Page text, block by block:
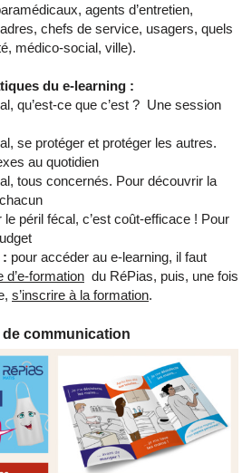
agents d’entretien,
chefs de service, usagers, quels
médico-social, ville).
du e-learning :
qu’est-ce que c’est ? Une session
se protéger et protéger les autres.
au quotidien
tous concernés. Pour découvrir la
le péril fécal, c’est coût-efficace ! Pour
: pour accéder au e-learning, il faut
d’e-formation du RéPias, puis, une fois
s’inscrire à la formation.
communication